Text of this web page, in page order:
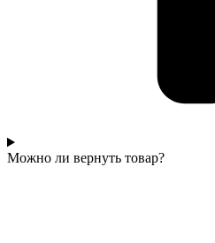
Можно ли вернуть товар?